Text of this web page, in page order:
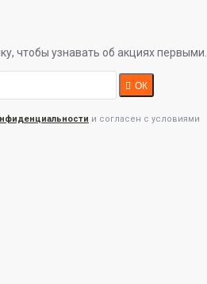
чтобы узнавать об акциях первыми.
ОК
и согласен с условиями